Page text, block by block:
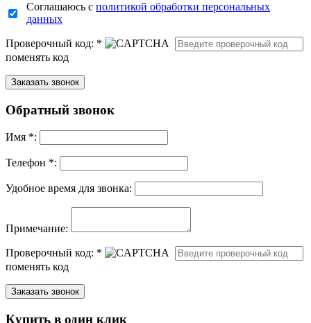
Соглашаюсь с политикой обработки персональных
данных
Проверочный код: *
поменять код
Обратный звонок
Имя *:
Телефон *:
Удобное время для звонка:
Примечание:
Проверочный код: *
поменять код
Купить в один клик